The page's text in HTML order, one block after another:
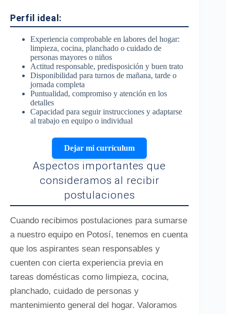
Perfil ideal:
Experiencia comprobable en labores del hogar:
limpieza, cocina, planchado o cuidado de
personas mayores o niños
Actitud responsable, predisposición y buen trato
Disponibilidad para turnos de mañana, tarde o
jornada completa
Puntualidad, compromiso y atención en los
detalles
Capacidad para seguir instrucciones y adaptarse
al trabajo en equipo o individual
Dejar mi currículum
Aspectos importantes que
consideramos al recibir
postulaciones
Cuando recibimos postulaciones para sumarse
a nuestro equipo en Potosí, tenemos en cuenta
que los aspirantes sean responsables y
cuenten con cierta experiencia previa en
tareas domésticas como limpieza, cocina,
planchado, cuidado de personas y
mantenimiento general del hogar. Valoramos